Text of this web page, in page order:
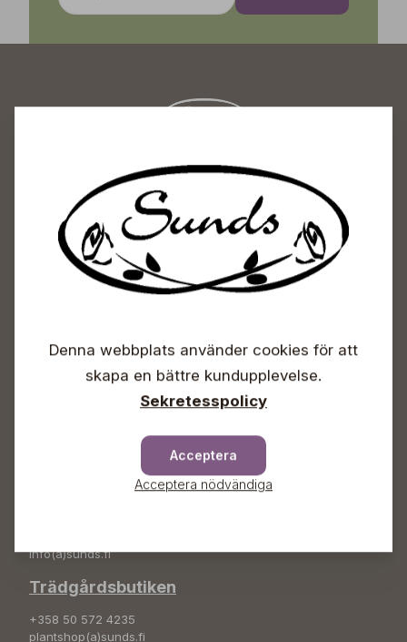
Sunds Trädgårdscenter
Öppet
Vardagar 09-18
Lördagar 09-16
Söndagar Självbetjäning
+358 50 388 9592
info(a)sunds.fi
info(a)sunds.fi
Trädgårdsbutiken
+358 50 572 4235
plantshop(a)sunds.fi
Denna webbplats använder cookies för att
skapa en bättre kundupplevelse.
Sekretesspolicy
Acceptera
Acceptera nödvändiga